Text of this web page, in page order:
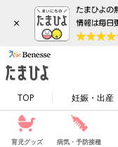
×
TOP 妊娠・出産
育児グッズ 病気・予防接種